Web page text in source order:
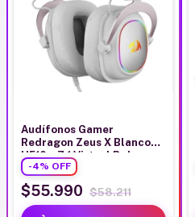
Audífonos Gamer
Redragon Zeus X Blanco
H510w 7.1 Virtual Rgb
-4% OFF
$55.990 $58.211